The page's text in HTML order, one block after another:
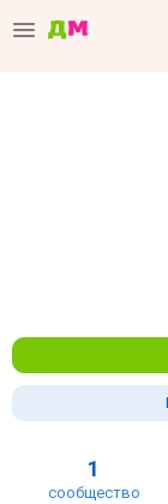
1
сообщество